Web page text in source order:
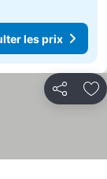
les prix
Partager